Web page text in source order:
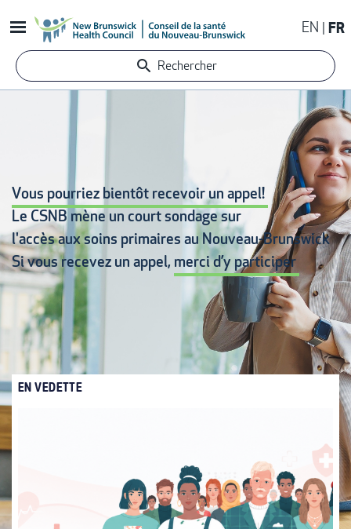
au
contenu
principal
EN FR
Rechercher
Vous pourriez bientôt recevoir un appel!
Le CSNB mène un court sondage sur
l'accès aux soins primaires au Nouveau-Brunswick
Si vous recevez un appel, merci d’y participer
EN VEDETTE